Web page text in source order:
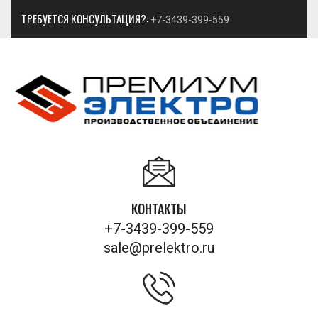
ТРЕБУЕТСЯ КОНСУЛЬТАЦИЯ?: +7-3439-399-559
КОНТАКТЫ
+7-3439-399-559
sale@prelektro.ru